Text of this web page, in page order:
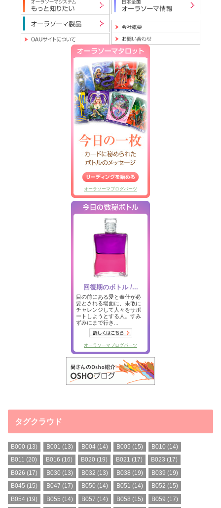
タグクラウド
B000 (13) B001 (13) B004(14) B005 (15) B010 (14)
B011 (20) B016 (16) B020 (19) B021 (17) B023 (17)
B026 (17) B030 (13) B032 (13) B038 (19) B039 (19)
B045 (15) B047 (17) B050 (14) B051 (14) B052 (15)
B054 (19) B055 (14) B057 (14) B058 (15) B059 (17)